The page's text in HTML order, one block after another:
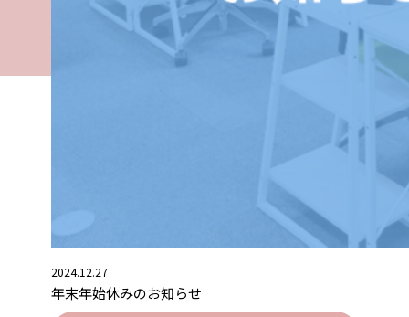
2024.12.27
年末年始休みのお知らせ